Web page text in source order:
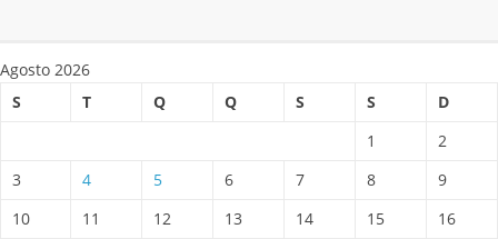
Agosto 2026
S
T Q Q S S
D
1
2
3
4 5 6 7 8
9
10
11 12 13 14 15
16